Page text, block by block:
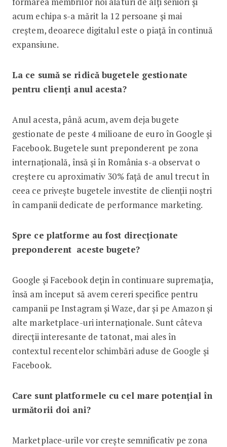
acum echipa s-a mărit la 12 persoane și mai
creștem, deoarece digitalul este o piață în continuă
expansiune.
La ce sumă se ridică bugetele gestionate
pentru clienți anul acesta?
Anul acesta, până acum, avem deja bugete
gestionate de peste 4 milioane de euro în Google și
Facebook. Bugetele sunt preponderent pe zona
internațională, însă și în România s-a observat o
creștere cu aproximativ 30% față de anul trecut în
ceea ce privește bugetele investite de clienții noștri
în campanii dedicate de performance marketing.
Spre ce platforme au fost direcționate
preponderent aceste bugete?
Google și Facebook dețin în continuare supremația,
însă am început să avem cereri specifice pentru
campanii pe Instagram și Waze, dar și pe Amazon și
alte marketplace-uri internaționale. Sunt câteva
direcții interesante de tatonat, mai ales în
contextul recentelor schimbări aduse de Google și
Facebook.
Care sunt platformele cu cel mare potențial în
următorii doi ani?
Marketplace-urile vor crește semnificativ pe zona